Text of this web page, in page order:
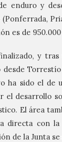
enduro y
(Ponferrada,
es de
y
desde
ha sido el de
el desarrollo
El área
directa con
de la Junta